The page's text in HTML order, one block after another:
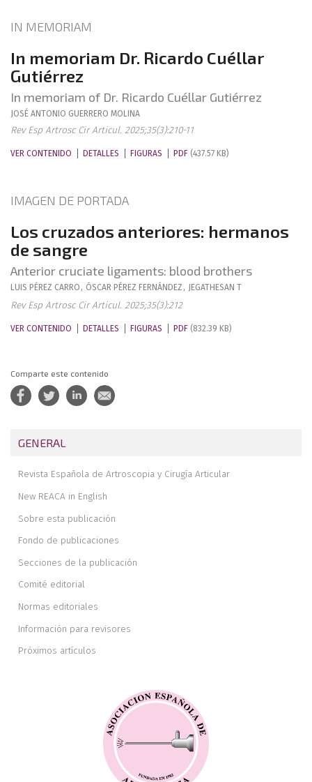
IN MEMORIAM
In memoriam Dr. Ricardo Cuéllar
Gutiérrez
In memoriam of Dr. Ricardo Cuéllar Gutiérrez
JOSÉ ANTONIO GUERRERO MOLINA
Rev Esp Artrosc Cir Articul. 2025;35(3):210-11
VER CONTENIDO DETALLES FIGURAS PDF (437.57 KB)
IMAGEN DE PORTADA
Los cruzados anteriores: hermanos
de sangre
Anterior cruciate ligaments: blood brothers
LUIS PÉREZ CARRO , ÓSCAR PÉREZ FERNÁNDEZ , JEGATHESAN T
Rev Esp Artrosc Cir Articul. 2025;35(3):212
VER CONTENIDO DETALLES FIGURAS PDF (832.39 KB)
Comparte este contenido
GENERAL
Revista Española de Artroscopia y Cirugía Articular
New REACA in English
Sobre esta publicación
Fondo de publicaciones
Secciones de la publicación
Comité editorial
Normas editoriales
Información para revisores
Próximos artículos